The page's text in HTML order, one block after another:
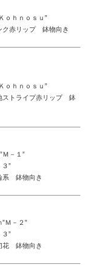
ｈｎｏｓｕ”
赤リップ 鉢物向き
ｈｎｏｓｕ”
トライプ赤リップ 鉢
－１”
”
鉢物向き
－２”
”
鉢物向き